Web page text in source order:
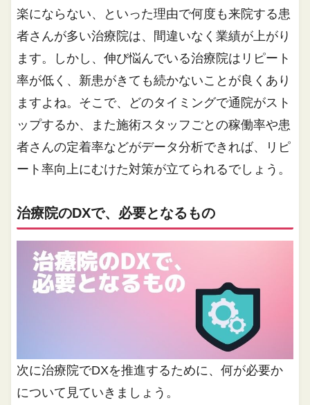
楽にならない、といった理由で何度も来院する患
者さんが多い治療院は、間違いなく業績が上がり
ます。しかし、伸び悩んでいる治療院はリピート
率が低く、新患がきても続かないことが良くあり
ますよね。そこで、どのタイミングで通院がスト
ップするか、また施術スタッフごとの稼働率や患
者さんの定着率などがデータ分析できれば、リピ
ート率向上にむけた対策が立てられるでしょう。
治療院のDXで、必要となるもの
次に治療院でDXを推進するために、何が必要か
について見ていきましょう。